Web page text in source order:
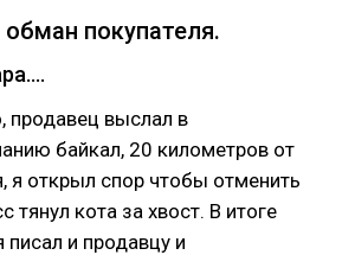
покупателя.
продавец выслал в
байкал, 20 километров от
я открыл спор чтобы отменить
тянул кота за хвост. В итоге
и продавцу и